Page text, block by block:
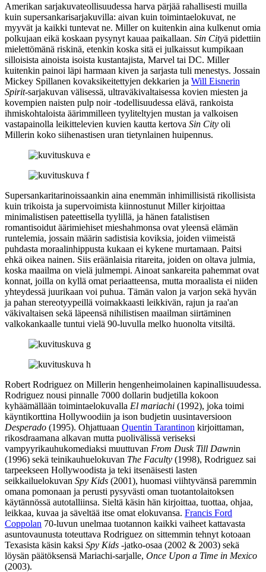
Amerikan sarjakuvateollisuudessa harva pärjää rahallisesti muilla
kuin supersankarisarjakuvilla: aivan kuin toimintaelokuvat, ne
myyvät ja kaikki tuntevat ne. Miller on kuitenkin aina kulkenut omia
polkujaan eikä koskaan pysynyt kauaa paikallaan. Sin Cityä pidettiin
mielettömänä riskinä, etenkin koska sitä ei julkaissut kumpikaan
silloisista ainoista isoista kustantajista, Marvel tai DC. Miller
kuitenkin painoi läpi harmaan kiven ja sarjasta tuli menestys. Jossain
Mickey Spillanen kovaksikeitettyjen dekkarien ja Will Eisnerin
Spirit-sarjakuvan välisessä, ultraväkivaltaisessa kovien miesten ja
kovempien naisten pulp noir ‑todellisuudessa elävä, rankoista
ihmiskohtaloista äärimmilleen tyyliteltyjen mustan ja valkoisen
vastapainolla leikittelevien kuvien kautta kertova Sin City oli
Millerin koko siihenastisen uran tietynlainen huipennus.
Supersankaritarinoissaankin aina enemmän inhimillisistä rikollisista
kuin trikoista ja supervoimista kiinnostunut Miller kirjoittaa
minimalistisen pateettisella tyylillä, ja hänen fatalistisen
romantisoidut äärimiehiset mieshahmonsa ovat yleensä elämän
runtelemia, jossain määrin sadistisia koviksia, joiden viimeistä
puhdasta moraalinhippusta kukaan ei kykene murtamaan. Paitsi
ehkä oikea nainen. Siis eräänlaisia ritareita, joiden on oltava julmia,
koska maailma on vielä julmempi. Ainoat sankareita pahemmat ovat
konnat, joilla on kyllä omat periaatteensa, mutta moraalista ei niiden
yhteydessä juurikaan voi puhua. Tämän valon ja varjon sekä hyvän
ja pahan stereotyypeillä voimakkaasti leikkivän, rajun ja raa'an
väkivaltaisen sekä läpeensä nihilistisen maailman siirtäminen
valkokankaalle tuntui vielä 90‑luvulla melko huonolta vitsiltä.
Robert Rodriguez on Millerin hengenheimolainen kapinallisuudessa.
Rodriguez nousi pinnalle 7000 dollarin budjetilla kokoon
kyhäämällään toimintaelokuvalla El mariachi (1992), joka toimi
käyntikorttina Hollywoodiin ja ison budjetin uusintaversioon
Desperado (1995). Ohjattuaan Quentin Tarantinon kirjoittaman,
rikosdraamana alkavan mutta puolivälissä veriseksi
vampyyrikauhukomediaksi muuttuvan From Dusk Till Dawnin
(1996) sekä teinikauhuelokuvan The Faculty (1998), Rodriguez sai
tarpeekseen Hollywoodista ja teki itsenäisesti lasten
seikkailuelokuvan Spy Kids (2001), huomasi viihtyvänsä paremmin
omana pomonaan ja perusti pysyvästi oman tuotantolaitoksen
käytännössä autotalliinsa. Sieltä käsin hän kirjoittaa, tuottaa, ohjaa,
leikkaa, kuvaa ja säveltää itse omat elokuvansa. Francis Ford
Coppolan 70‑luvun unelmaa tuotannon kaikki vaiheet kattavasta
asuntovaunusta toteuttava Rodriguez on sittemmin tehnyt kotoaan
Texasista käsin kaksi Spy Kids ‑jatko-osaa (2002 & 2003) sekä
löysän päätöksensä Mariachi-sarjalle, Once Upon a Time in Mexico
(2003).